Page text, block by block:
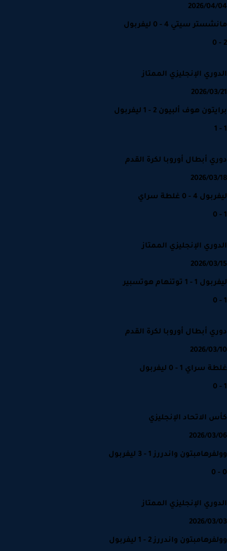
2026/
سيتي 4 - 0 ليفربول
الإنجليزي الممتاز
2026/
هوف ألبيون 2 - 1 ليفربول
أبطال أوروبا لكرة القدم
2026/
4 - 0 غلطة سراي
الإنجليزي الممتاز
2026/
1 توتنهام هوتسبير
أبطال أوروبا لكرة القدم
2026/
1 - 0 ليفربول
الاتحاد الإنجليزي
2026/
واندررز 1 - 3 ليفربول
الإنجليزي الممتاز
2026/
واندررز 2 - 1 ليفربول